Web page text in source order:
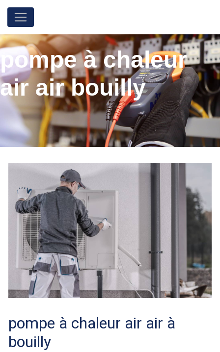
pompe à chaleur
air air bouilly
pompe à chaleur air air à
bouilly
Panneau de gestion des cookies